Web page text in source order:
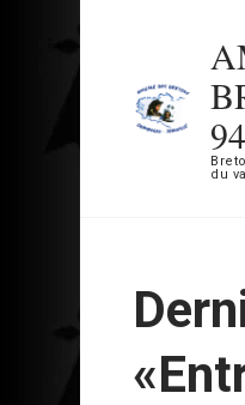
contenu
(Pressez
94
du